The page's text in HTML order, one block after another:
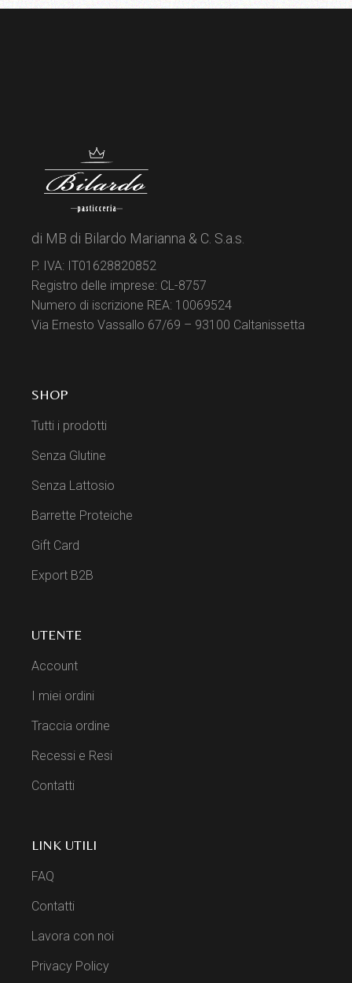
di MB di Bilardo Marianna & C. S.a.s.
P. IVA: IT01628820852
Registro delle imprese: CL-8757
Numero di iscrizione REA: 10069524
Via Ernesto Vassallo 67/69 – 93100 Caltanissetta
SHOP
Tutti i prodotti
Senza Glutine
Senza Lattosio
Barrette Proteiche
Gift Card
Export B2B
UTENTE
Account
I miei ordini
Traccia ordine
Recessi e Resi
Contatti
LINK UTILI
FAQ
Contatti
Lavora con noi
Privacy Policy